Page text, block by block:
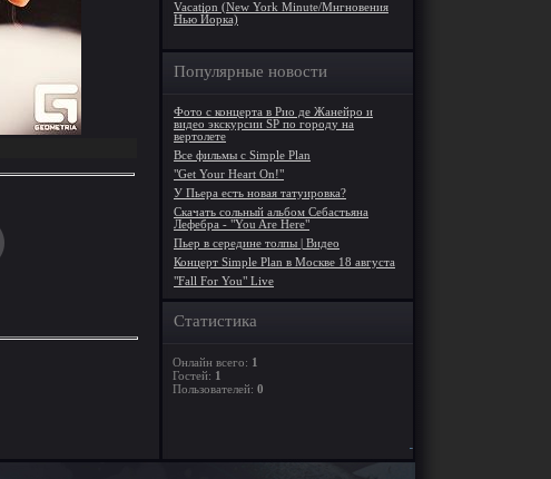
Vacation (New York Minute/Мнгновения
Нью Йорка)
Популярные новости
Фото с концерта в Рио де Жанейро и
видео экскурсии SP по городу на
вертолете
Все фильмы с Simple Plan
"Get Your Heart On!"
У Пьера есть новая татуировка?
Скачать сольный альбом Себастьяна
Лефебра - "You Are Here"
Пьер в середине толпы | Видео
Концерт Simple Plan в Москве 18 августа
"Fall For You" Live
Статистика
Онлайн всего: 1
Гостей: 1
Пользователей: 0